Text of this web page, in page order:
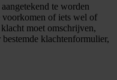
te worden
voorkomen of iets wel of
moet omschrijven,
klachtenformulier,